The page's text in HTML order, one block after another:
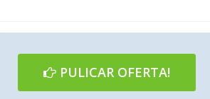
PULICAR OFERTA!